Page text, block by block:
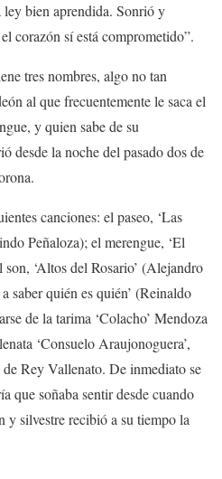
ley bien aprendida. Sonrió y
corazón sí está comprometido”.
tres nombres, algo no tan
al que frecuentemente le saca el
y quien sabe de su
desde la noche del pasado dos de
canciones: el paseo, ‘Las
Peñaloza); el merengue, ‘El
‘Altos del Rosario’ (Alejandro
saber quién es quién’ (Reinaldo
de la tarima ‘Colacho’ Mendoza
‘Consuelo Araujonoguera’,
Rey Vallenato. De inmediato se
que soñaba sentir desde cuando
y silvestre recibió a su tiempo la